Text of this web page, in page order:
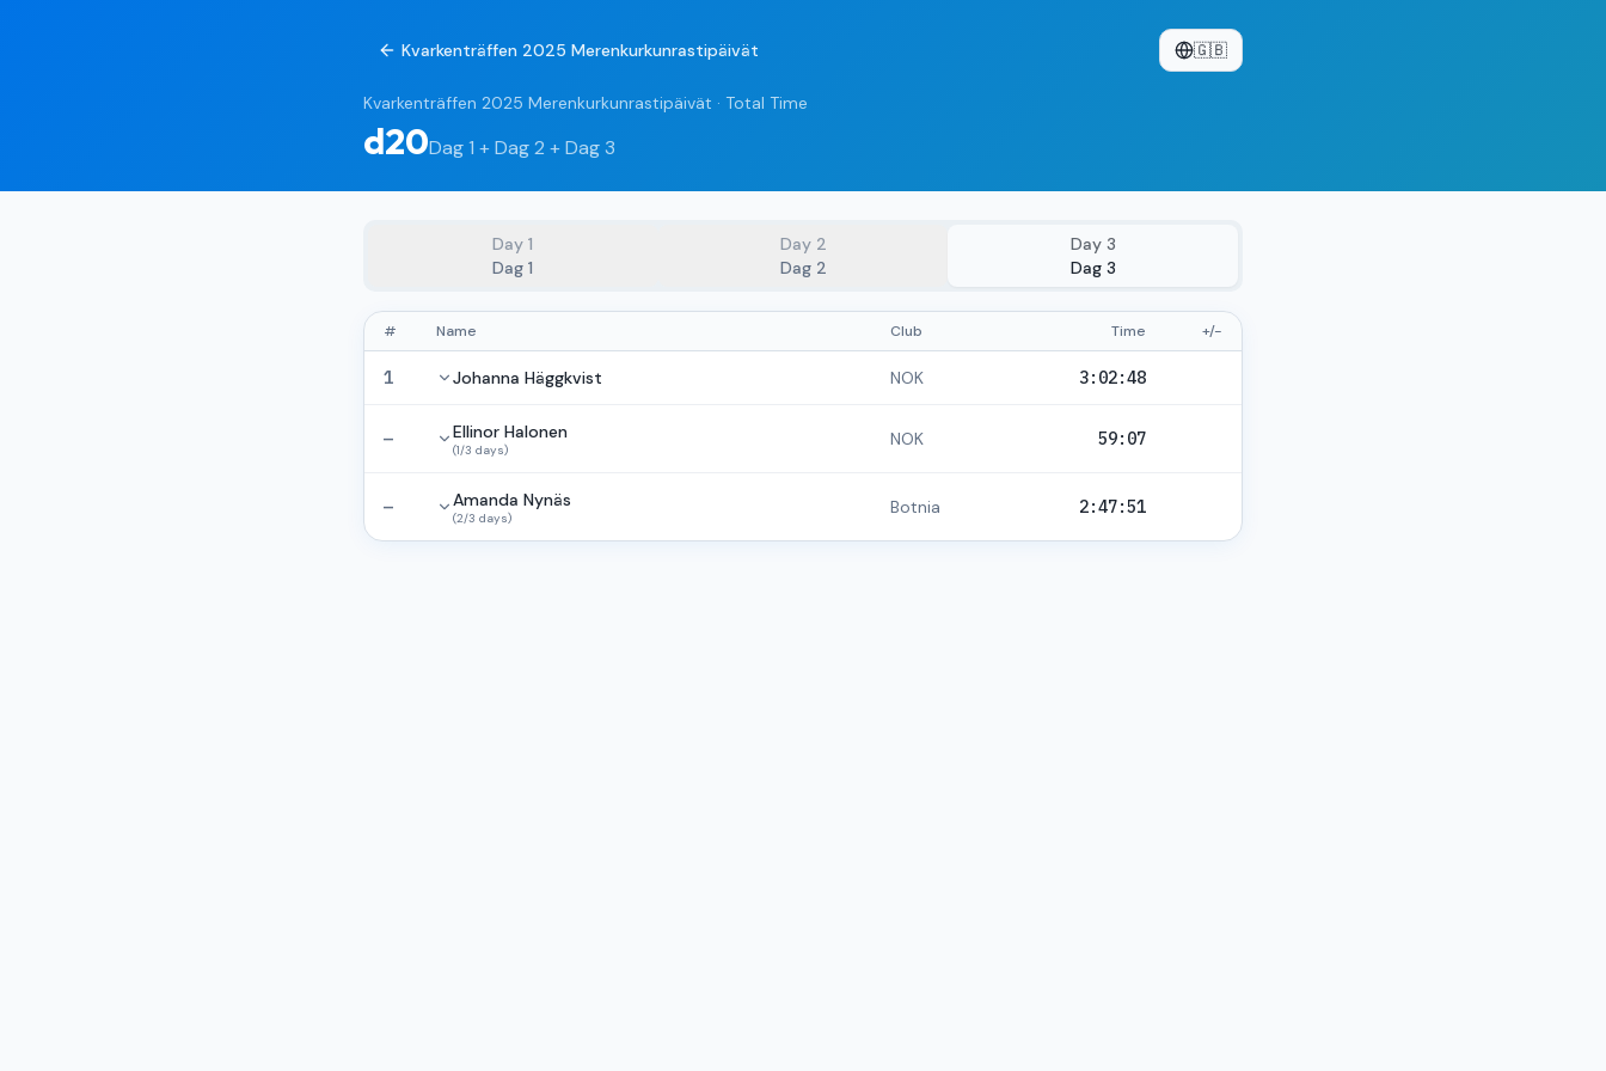
Kvarkenträffen 2025 Merenkurkunrastipäivät 🇬🇧
Kvarkenträffen 2025 Merenkurkunrastipäivät · Total Time
d20Dag 1 + Dag 2 + Dag 3
Day 1
Dag 1
Day 2
Dag 2
Day 3
Dag 3
# Name Club Time +/-
1 Johanna Häggkvist NOK 3:02:48
— Ellinor Halonen
(1/3 days)
NOK 59:07
— Amanda Nynäs
(2/3 days)
Botnia 2:47:51